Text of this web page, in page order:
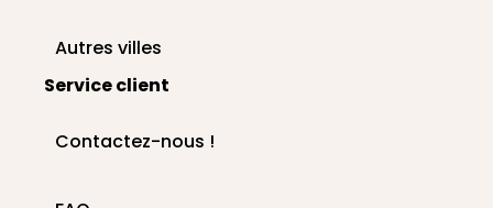
Autres villes
Service client
Contactez-nous !